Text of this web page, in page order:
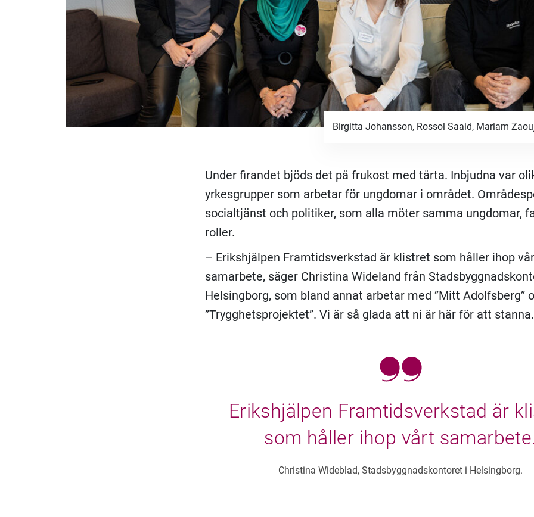
Birgitta Johansson, Rossol Saaid, Mariam
Under firandet bjöds det på frukost med tårta. Inbjudna var
yrkesgrupper som arbetar för ungdomar i området.
socialtjänst och politiker, som alla möter samma ungdomar,
roller.
– Erikshjälpen Framtidsverkstad är klistret som håller ihop
samarbete, säger Christina Wideland från
Helsingborg, som bland annat arbetar med ”Mitt Adolfsberg”
”Trygghetsprojektet”. Vi är så glada att ni är här för att stanna.
Erikshjälpen Framtidsverkstad är
som håller ihop vårt
Christina Wideblad, Stadsbyggnadskontoret i Helsingborg.